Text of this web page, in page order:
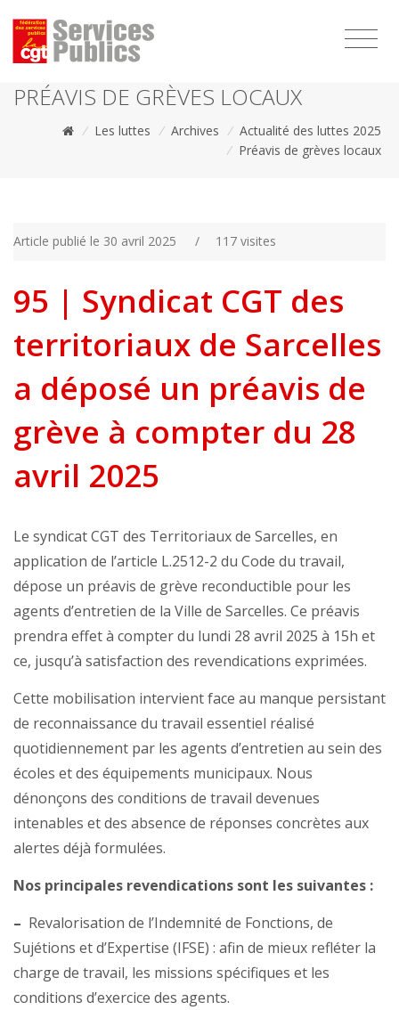
PRÉAVIS DE GRÈVES LOCAUX
/ Les luttes / Archives / Actualité des luttes 2025
/ Préavis de grèves locaux
Article publié le 30 avril 2025 / 117 visites
95 | Syndicat CGT des
territoriaux de Sarcelles
a déposé un préavis de
grève à compter du 28
avril 2025
Le syndicat CGT des Territoriaux de Sarcelles, en
application de l’article L.2512-2 du Code du travail,
dépose un préavis de grève reconductible pour les
agents d’entretien de la Ville de Sarcelles. Ce préavis
prendra effet à compter du lundi 28 avril 2025 à 15h et
ce, jusqu’à satisfaction des revendications exprimées.
Cette mobilisation intervient face au manque persistant
de reconnaissance du travail essentiel réalisé
quotidiennement par les agents d’entretien au sein des
écoles et des équipements municipaux. Nous
dénonçons des conditions de travail devenues
intenables et des absence de réponses concrètes aux
alertes déjà formulées.
Nos principales revendications sont les suivantes :
– Revalorisation de l’Indemnité de Fonctions, de
Sujétions et d’Expertise (IFSE) : afin de mieux refléter la
charge de travail, les missions spécifiques et les
conditions d’exercice des agents.